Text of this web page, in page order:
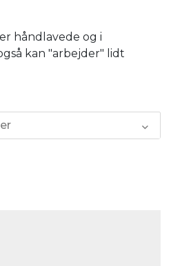
håndlavede og i
kan "arbejder" lidt